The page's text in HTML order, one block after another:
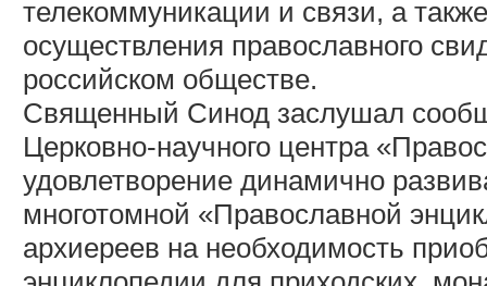
телекоммуникации и связи, а
осуществления православного
российском обществе.
Священный Синод заслушал
Церковно-научного центра
удовлетворение динамично
многотомной «Православной
архиереев на необходимость